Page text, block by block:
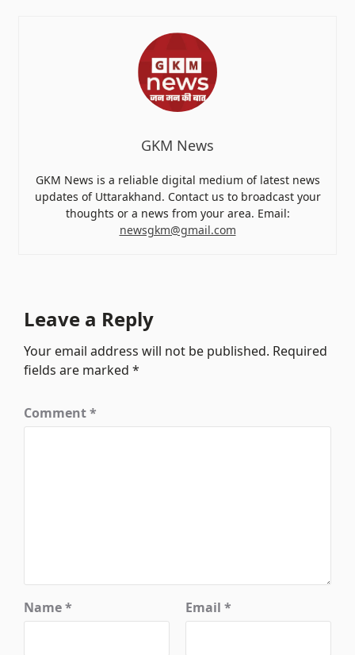
GKM News
GKM News is a reliable digital medium of latest news
updates of Uttarakhand. Contact us to broadcast your
thoughts or a news from your area. Email:
newsgkm@gmail.com
Leave a Reply
Your email address will not be published. Required
fields are marked*
Comment*
Name* Email *